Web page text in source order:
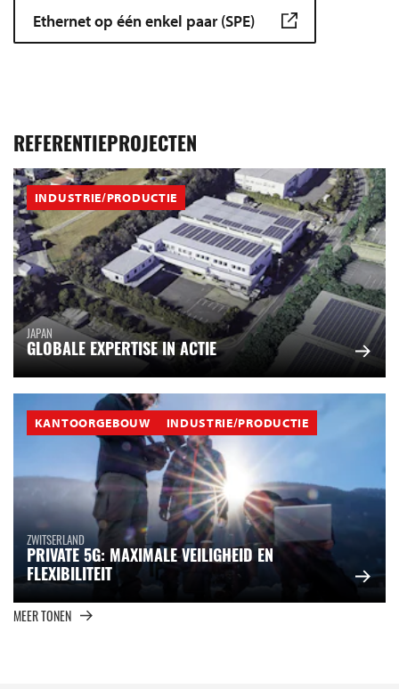
Ethernet op één enkel paar (SPE)
REFERENTIEPROJECTEN
INDUSTRIE/PRODUCTIE
JAPAN
GLOBALE EXPERTISE IN ACTIE
KANTOORGEBOUW INDUSTRIE/PRODUCTIE
ZWITSERLAND
PRIVATE 5G: MAXIMALE VEILIGHEID EN
FLEXIBILITEIT
MEER TONEN